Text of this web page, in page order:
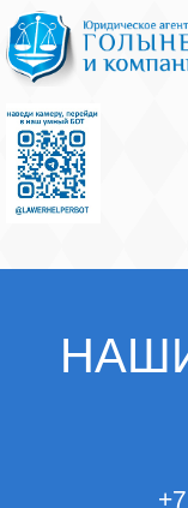
Услуги и
Оплата услуг
Задать
Полезные